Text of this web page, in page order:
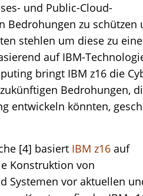
und Public-Cloud-
Bedrohungen zu schützen
stehlen um diese zu
auf IBM-
bringt IBM z16 die
Bedrohungen,
entwickeln könnten,
[4] basiert IBM z16 auf
Konstruktion von
Systemen vor aktuellen